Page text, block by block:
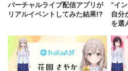
バーチャルライブ配信アプリが
リアルイベントしてみた結果!?
“イ
自分
を選